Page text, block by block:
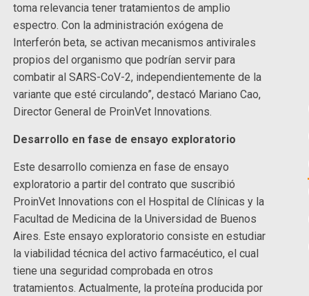
toma relevancia tener tratamientos de amplio
espectro. Con la administración exógena de
Interferón beta, se activan mecanismos antivirales
propios del organismo que podrían servir para
combatir al SARS-CoV-2, independientemente de la
variante que esté circulando”, destacó Mariano Cao,
Director General de ProinVet Innovations.
Desarrollo en fase de ensayo exploratorio
Este desarrollo comienza en fase de ensayo
exploratorio a partir del contrato que suscribió
ProinVet Innovations con el Hospital de Clínicas y la
Facultad de Medicina de la Universidad de Buenos
Aires. Este ensayo exploratorio consiste en estudiar
la viabilidad técnica del activo farmacéutico, el cual
tiene una seguridad comprobada en otros
tratamientos. Actualmente, la proteína producida por